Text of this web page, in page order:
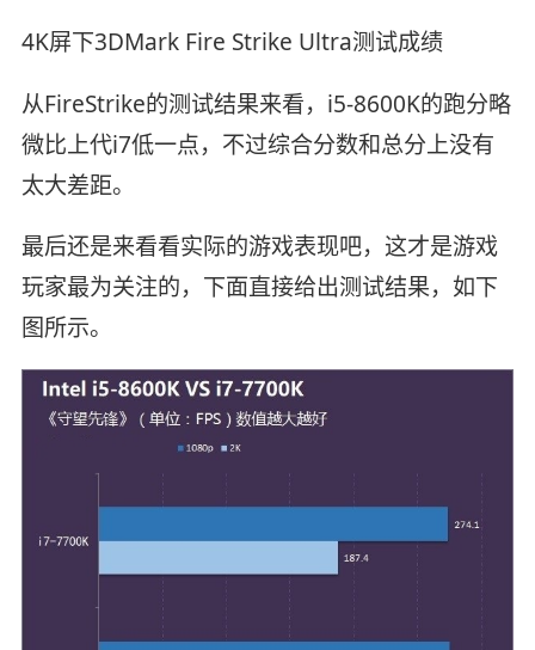
4K屏下3DMark Fire Strike Ultra测试成绩
从FireStrike的测试结果来看，i5-8600K的跑分略
微比上代i7低一点，不过综合分数和总分上没有
太大差距。
最后还是来看看实际的游戏表现吧，这才是游戏
玩家最为关注的，下面直接给出测试结果，如下
图所示。